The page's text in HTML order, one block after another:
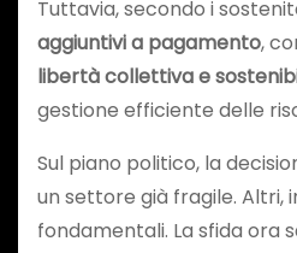
Tuttavia, secondo i
aggiuntivi a pagamento,
libertà collettiva e
gestione efficiente delle
Sul piano politico, la
un settore già fragile. Altri,
fondamentali. La sfida ora